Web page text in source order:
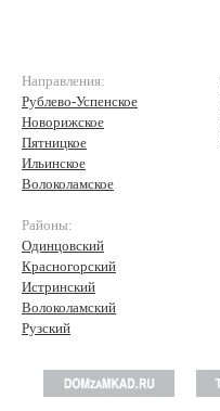
Направления:
Рублево-Успенское
Новорижское
Пятницкое
Ильинское
Волоколамское
Районы:
Одинцовский
Красногорский
Истринский
Волоколамский
Рузский